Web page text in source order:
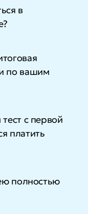
в
по вашим
с первой
платить
полностью